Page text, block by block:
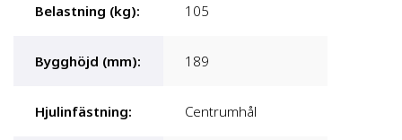
Belastning (kg): 105
Bygghöjd (mm): 189
Hjulinfästning: Centrumhål